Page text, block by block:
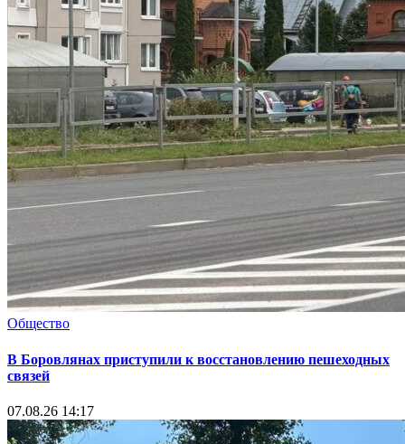
Общество
В Боровлянах приступили к восстановлению пешеходных
связей
07.08.26 14:17